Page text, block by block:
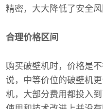
精密，大大降低了安全
合理价格区间
购买破壁机时，价格是
说，中等价位的破壁机
机，大部分费用都投入